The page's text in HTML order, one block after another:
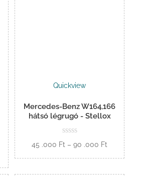
Quickview
Mercedes-Benz W164,166
hátsó légrugó - Stellox
45 .000 Ft – 90 .000 Ft
Opciók